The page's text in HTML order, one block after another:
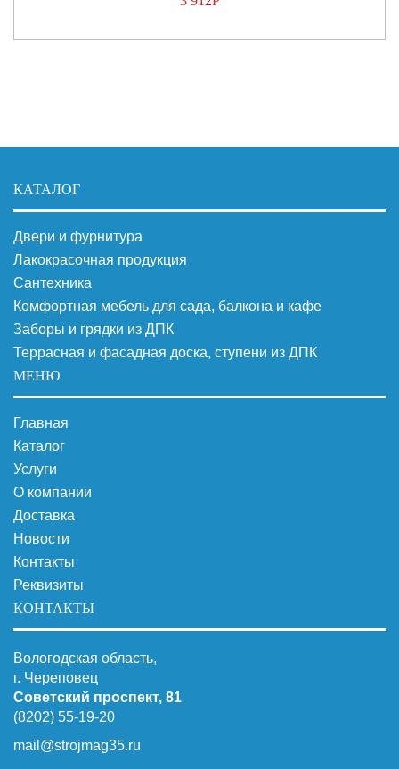
КАТАЛОГ
Двери и фурнитура
Лакокрасочная продукция
Сантехника
Комфортная мебель для сада, балкона и кафе
Заборы и грядки из ДПК
Террасная и фасадная доска, ступени из ДПК
МЕНЮ
Главная
Каталог
Услуги
О компании
Доставка
Новости
Контакты
Реквизиты
КОНТАКТЫ
Вологодская область,
г. Череповец
Советский проспект, 81
(8202) 55-19-20
mail@strojmag35.ru